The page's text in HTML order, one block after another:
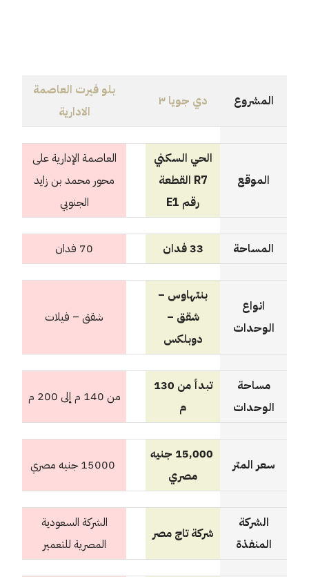
المشروع دي جويا ٣
بلو فيرت العاصمة
الادارية
الموقع
الحي السكني
R7 القطعة
رقم E1
العاصمة الإدارية على
محور محمد بن زايد
الجنوبي
المساحة 33 فدان 70 فدان
انواع
الوحدات
بنتهاوس –
شقق –
دوبلكس
شقق – فيلات
مساحة
الوحدات
تبدأ من 130
م
من 140 م إلى 200 م
سعر المتر
15,000 جنيه
مصري
الشركة
المنفذة
شركة تاج مصر
الشركة السعودية
المصرية للتعمير